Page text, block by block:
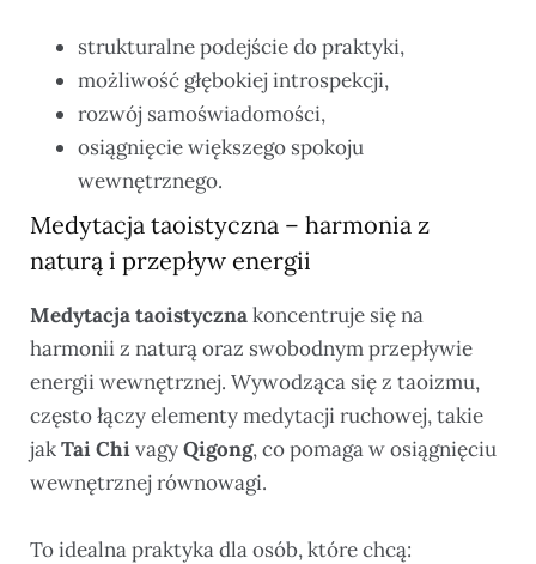
strukturalne podejście do praktyki,
możliwość głębokiej introspekcji,
rozwój samoświadomości,
osiągnięcie większego spokoju
wewnętrznego.
Medytacja taoistyczna – harmonia z
naturą i przepływ energii
Medytacja taoistycznakoncentruje się na
harmonii z naturą oraz swobodnym przepływie
energii wewnętrznej. Wywodząca się z taoizmu,
często łączy elementy medytacji ruchowej, takie
jakTai ChivagyQigong, co pomaga w osiągnięciu
wewnętrznej równowagi.
To idealna praktyka dla osób, które chcą: